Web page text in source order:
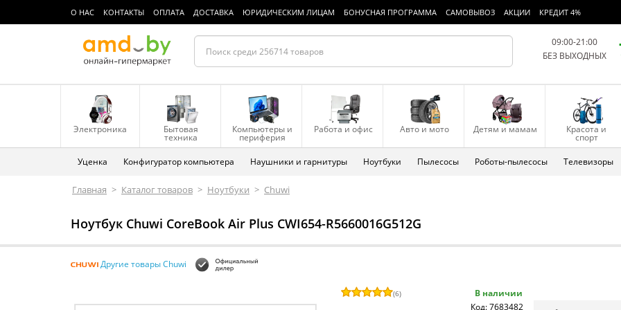
О НАС КОНТАКТЫ ОПЛАТА ДОСТАВКА ЮРИДИЧЕСКИМ ЛИЦАМ БОНУСНАЯ ПРОГРАММА САМОВЫВОЗ АКЦИИ КРЕДИТ 4%
09:00-21:00
БЕЗ ВЫХОДНЫХ
Электроника Бытовая
техника
Компьютеры и
периферия
Работа и офис Авто и мото Детям и мамам Красота и
спорт
Уценка Конфигуратор компьютера Наушники и гарнитуры Ноутбуки Пылесосы Роботы-пылесосы Телевизоры
Главная > Каталог товаров > Ноутбуки > Chuwi
Ноутбук Chuwi CoreBook Air Plus CWI654-R5660016G512G
Другие товары Chuwi
(6)
В наличии
Код: 7683482